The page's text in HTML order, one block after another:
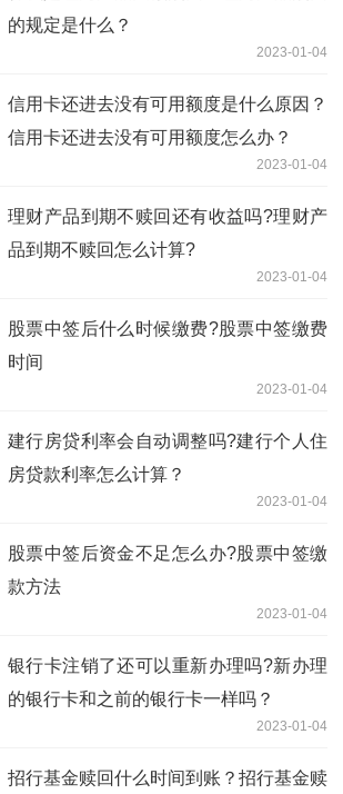
的规定是什么？
2023-01-04
信用卡还进去没有可用额度是什么原因？
信用卡还进去没有可用额度怎么办？
2023-01-04
理财产品到期不赎回还有收益吗?理财产
品到期不赎回怎么计算?
2023-01-04
股票中签后什么时候缴费?股票中签缴费
时间
2023-01-04
建行房贷利率会自动调整吗?建行个人住
房贷款利率怎么计算？
2023-01-04
股票中签后资金不足怎么办?股票中签缴
款方法
2023-01-04
银行卡注销了还可以重新办理吗?新办理
的银行卡和之前的银行卡一样吗？
2023-01-04
招行基金赎回什么时间到账？招行基金赎